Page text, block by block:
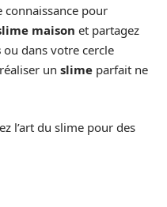
connaissance pour
maison et partagez
ou dans votre cercle
un slime parfait ne
l’art du slime pour des